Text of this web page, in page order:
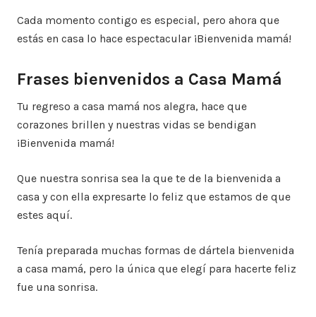
Cada momento contigo es especial, pero ahora que
estás en casa lo hace espectacular ¡Bienvenida mamá!
Frases bienvenidos a Casa Mamá
Tu regreso a casa mamá nos alegra, hace que
corazones brillen y nuestras vidas se bendigan
¡Bienvenida mamá!
Que nuestra sonrisa sea la que te de la bienvenida a
casa y con ella expresarte lo feliz que estamos de que
estes aquí.
Tenía preparada muchas formas de dártela bienvenida
a casa mamá, pero la única que elegí para hacerte feliz
fue una sonrisa.